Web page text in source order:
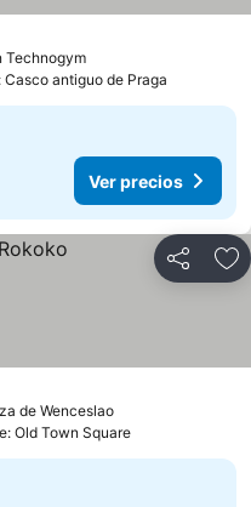
Technogym
Casco antiguo de Praga
Ver precios
Compartir
de Wenceslao
Old Town Square